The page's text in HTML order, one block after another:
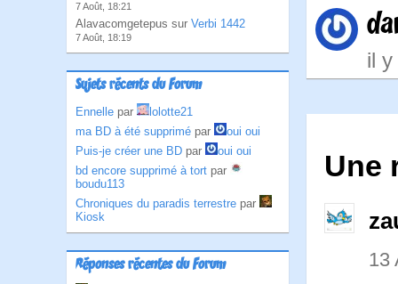
7 Août, 18:21
Alavacomgetepus sur Verbi 1442
7 Août, 18:19
Sujets récents du Forum
Ennelle par
lolotte21
ma BD à été supprimé par
oui oui
Puis-je créer une BD par
oui oui
bd encore supprimé à tort par
boudu113
Chroniques du paradis terrestre par
Kiosk
Réponses récentes du Forum
il y
Une
13